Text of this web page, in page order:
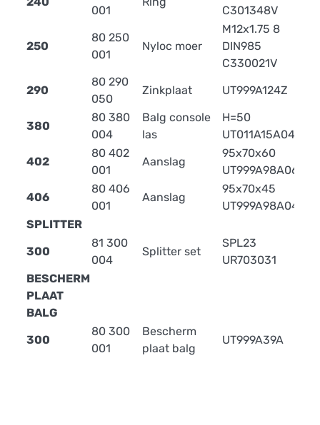
001
C301348V
250
80 250
001
Nyloc moer
M12x1.75 8
DIN985
C330021V
290
80 290
050
Zinkplaat UT999A124Z
380
80 380
004
Balg console
las
H=50
UT011A15A042
402
80 402
001
Aanslag
95x70x60
UT999A98A060
406
80 406
001
Aanslag
95x70x45
UT999A98A045
SPLITTER
300
81 300
004
Splitter set
SPL23
UR703031
BESCHERM
PLAAT
BALG
300
80 300
001
Bescherm
plaat balg
UT999A39A